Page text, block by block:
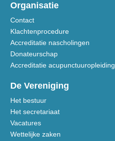
Organisatie
Contact
Klachtenprocedure
Accreditatie nascholingen
Donateurschap
Accreditatie acupunctuuropleiding
De Vereniging
Het bestuur
Het secretariaat
Vacatures
Wettelijke zaken